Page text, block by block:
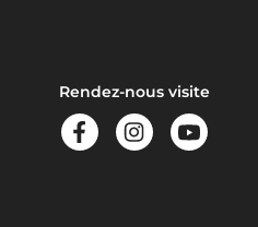
Rendez-nous visite